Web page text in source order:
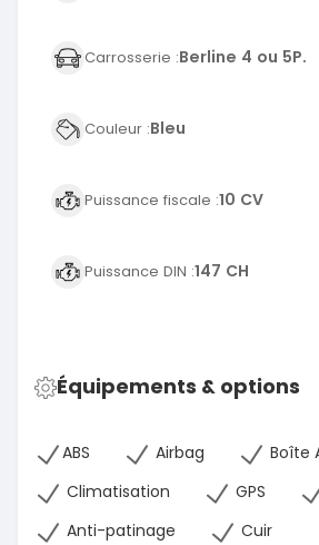
Carrosserie :Berline 4 ou 5P.
Couleur :Bleu
Puissance fiscale :10 CV
Puissance DIN :147 CH
Équipements & options
ABS Airbag
Boîte
Climatisation
GPS
Anti-patinage
Cuir